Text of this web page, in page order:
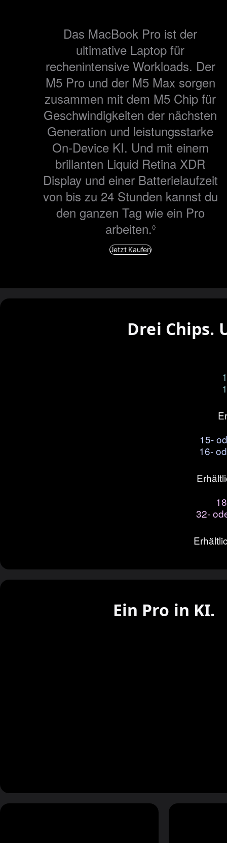
Das MacBook Pro ist der
ultimative Laptop für
rechenintensive Workloads. Der
M5 Pro und der M5 Max sorgen
zusammen mit dem M5 Chip für
Geschwin­digkeiten der nächsten
Generation und leistungsstarke
On-Device KI. Und mit einem
brillanten Liquid Retina XDR
Display und einer Batterie­laufzeit
von bis zu 24 Stunden kannst du
den ganzen Tag wie ein Pro
arbeiten.◊Siehe
Jetzt Kaufen
Drei Chips.
15-
16-
32‑
Ein Pro in KI.